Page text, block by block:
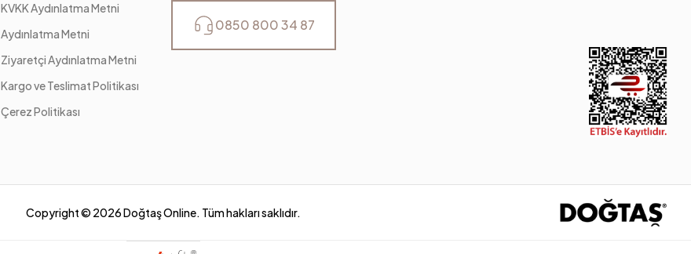
KVKK Aydınlatma Metni
Aydınlatma Metni
Ziyaretçi Aydınlatma Metni
Kargo ve Teslimat Politikası
Çerez Politikası
0850 800 34 87
Copyright © 2026Doğtaş Online. Tüm hakları saklıdır.